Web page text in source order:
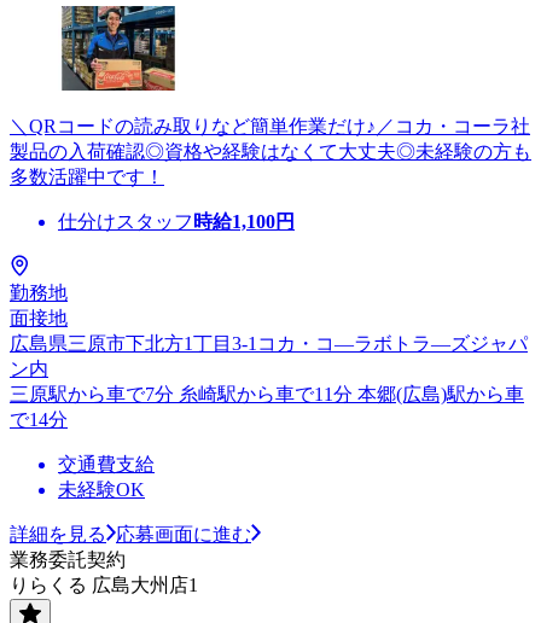
＼QRコードの読み取りなど簡単作業だけ♪／コカ・コーラ社
製品の入荷確認◎資格や経験はなくて大丈夫◎未経験の方も
多数活躍中です！
仕分けスタッフ 時給1,100円
勤務地
面接地
広島県三原市下北方1丁目3-1コカ・コ―ラボトラ―ズジャパ
ン内
三原駅から車で7分 糸崎駅から車で11分 本郷(広島)駅から車
で14分
交通費支給
未経験OK
詳細を見る
応募画面に進む
業務委託契約
りらくる 広島大州店1